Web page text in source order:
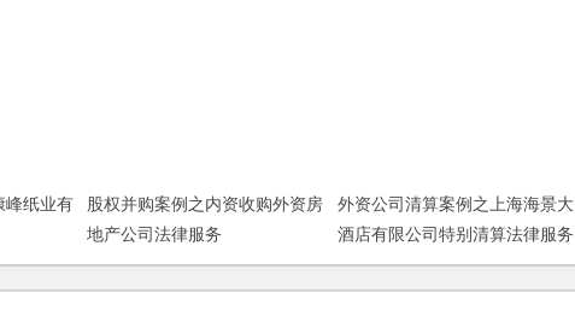
峰纸业有
股权并购案例之内资收购外资房
地产公司法律服务
外资公司清算案例之上海海景大
酒店有限公司特别清算法律服务